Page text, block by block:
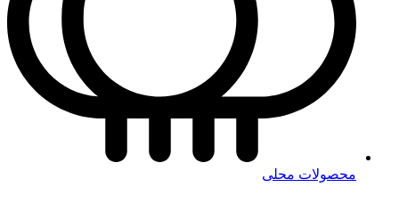
محصولات محلی